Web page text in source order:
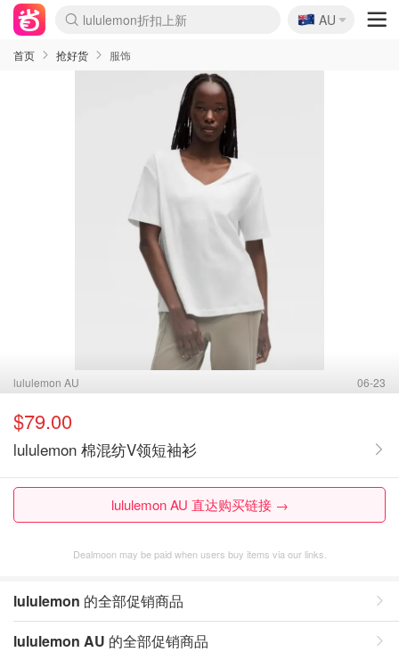
lululemon折扣上新
Sasa美妆护肤3.5折
SSENSE年中2.5折
FreshBeauty好价汇总
Cettire降价+叠9折
WWS Coles超市实拍
viagogo二手票捡漏
Myer超级周末
The Outnet奢牌1折起
David Jones 3折起
Flannels大牌1折
Perfumes Club护肤1折
AMIRO面罩$251
Amazon折扣汇总
eToro入金$200送$50
Amazon数码好物
ICONIC本周7.5折
ThedoubleF高奢地板价
Moose Knuckles 6折
丝芙兰5折起
EUFY摄像头$98
Selenichast首饰2折
Trip机票酒店促销
YSL送5件彩妆礼
Amazon家居好物
Amazon美妆护肤
雅漾大喷$8
过敏原检测盒$33
伊索独家赠50ml沐浴露
科颜氏高保湿面霜$29
SEALIFE海洋馆门票6折
丝塔芙大白罐$16
订阅Newsletter送香薰
Cult Beauty 6.8折
Harrods圣诞日历$525
LN-CC奢牌私促3折
d'Alba空姐喷雾$16
EVE LOM套装£56
Bernardelli独家4折
Adore Beauty 6折起
CT圣诞日历
Mytheresa奢品2.7折
Luxury Escapes 9折
Currentbody美容仪$881
MOON Garden Live
Roborock扫地机$649
Tingo Life水杯$24
Valentino官网5折
CR洗护套装$23
修丽可4件套$159
Myer彩妆2件7折
GANNI官网4.5折
Stylevana韩妆4折
Tessabit高奢8.5折
OGX洗发水$11
Amazon阿德莱德次日达
卡诗8.5折+赠礼
Philips Hue灯具8折
🇦🇺
AU
首页 抢好货 服饰
lululemon AU 06-23
$79.00
lululemon 棉混纺V领短袖衫
lululemon AU 直达购买链接 →
Dealmoon may be paid when users buy items via our links.
lululemon 的全部促销商品
lululemon AU 的全部促销商品